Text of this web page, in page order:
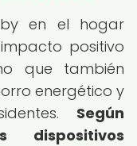
en el hogar
positivo
que también
energético y
Según
dispositivos